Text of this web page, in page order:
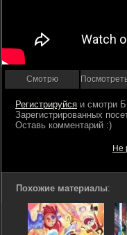
Смотрю
Регистрируйся
Не
Похожие материалы: